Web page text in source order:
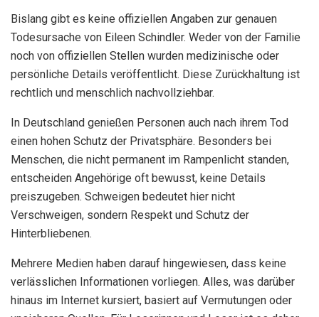
Bislang gibt es keine offiziellen Angaben zur genauen
Todesursache von Eileen Schindler. Weder von der Familie
noch von offiziellen Stellen wurden medizinische oder
persönliche Details veröffentlicht. Diese Zurückhaltung ist
rechtlich und menschlich nachvollziehbar.
In Deutschland genießen Personen auch nach ihrem Tod
einen hohen Schutz der Privatsphäre. Besonders bei
Menschen, die nicht permanent im Rampenlicht standen,
entscheiden Angehörige oft bewusst, keine Details
preiszugeben. Schweigen bedeutet hier nicht
Verschweigen, sondern Respekt und Schutz der
Hinterbliebenen.
Mehrere Medien haben darauf hingewiesen, dass keine
verlässlichen Informationen vorliegen. Alles, was darüber
hinaus im Internet kursiert, basiert auf Vermutungen oder